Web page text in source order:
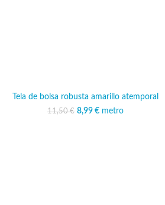
Tela de bolsa robusta amarillo atemporal
11,50€
El precio original era:
8,99 € El precio actual es:
metro